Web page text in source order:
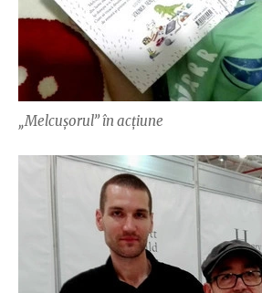
„Melcușorul” în acțiune